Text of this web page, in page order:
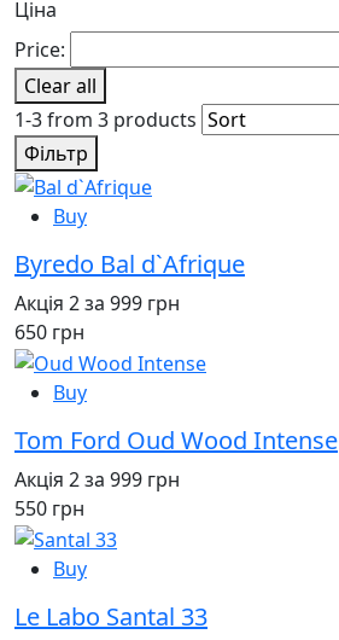
Ціна
Price:
Clear all
1-3 from 3 products
Фільтр
Buy
Byredo Bal d`Afrique
Акція 2 за 999 грн
650 грн
Buy
Tom Ford Oud Wood Intense
Акція 2 за 999 грн
550 грн
Buy
Le Labo Santal 33